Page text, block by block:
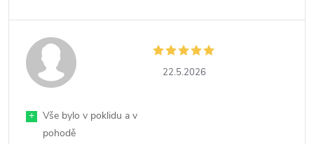
22.5.2026
+
Vše bylo v poklidu a v
pohodě